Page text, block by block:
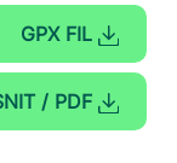
GPX FIL
/ PDF